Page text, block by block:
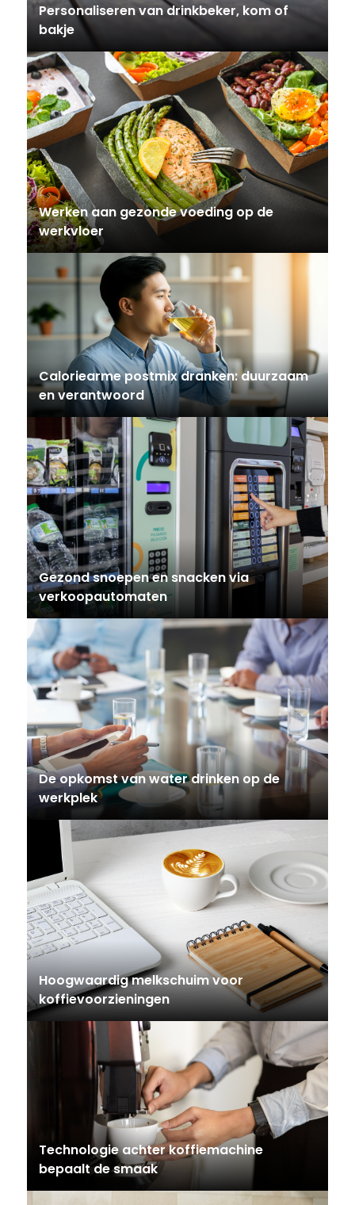
Personaliseren van drinkbeker, kom of
bakje
Werken aan gezonde voeding op de
werkvloer
Caloriearme postmix dranken: duurzaam
en verantwoord
Gezond snoepen en snacken via
verkoopautomaten
De opkomst van water drinken op de
werkplek
Hoogwaardig melkschuim voor
koffievoorzieningen
Technologie achter koffiemachine
bepaalt de smaak